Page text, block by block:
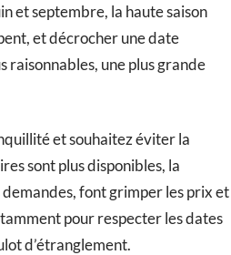
et septembre, la haute saison
et décrocher une date
raisonnables, une plus grande
et souhaitez éviter la
sont plus disponibles, la
font grimper les prix et
pour respecter les dates
d’étranglement.